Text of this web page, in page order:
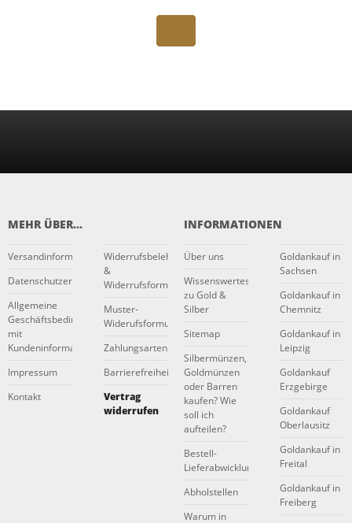
MEHR ÜBER...
Versandinformationen
Datenschutzerklärung
Allgemeine
Geschäftsbedingungen
mit
Kundeninformationen
Impressum
Kontakt
Widerrufsbelehrung
&
Widerrufsformular
Muster-
Widerufsformular
Zahlungsarten
Barrierefreiheitserklärung
Vertrag
widerrufen
INFORMATIONEN
Über uns
Wissenswertes
zu Gold &
Silber
Sitemap
Silbermünzen,
Goldmünzen
oder Barren
kaufen? Wie
soll ich
aufteilen?
Bestell-
Lieferabwicklung
Abholstellen
Warum in
Goldankauf in
Sachsen
Goldankauf in
Chemnitz
Goldankauf in
Leipzig
Goldankauf
Erzgebirge
Goldankauf
Oberlausitz
Goldankauf in
Freital
Goldankauf in
Freiberg